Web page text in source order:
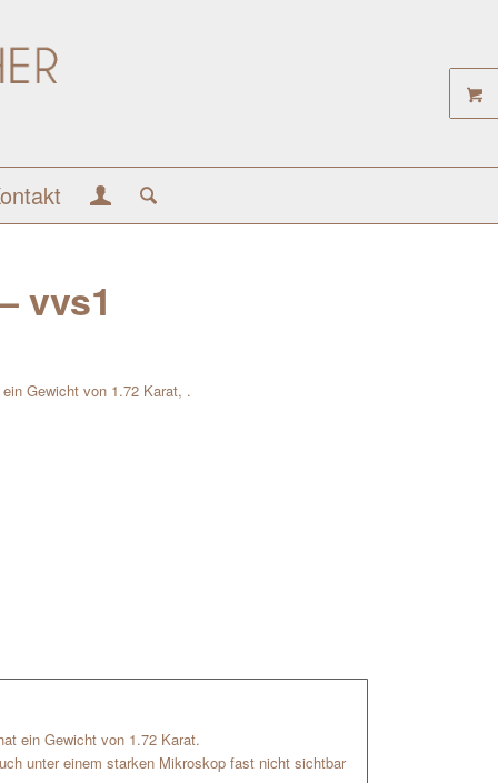
vvs1
Gewicht von 1.72 Karat, .
ein Gewicht von 1.72 Karat.
unter einem starken Mikroskop fast nicht sichtbar